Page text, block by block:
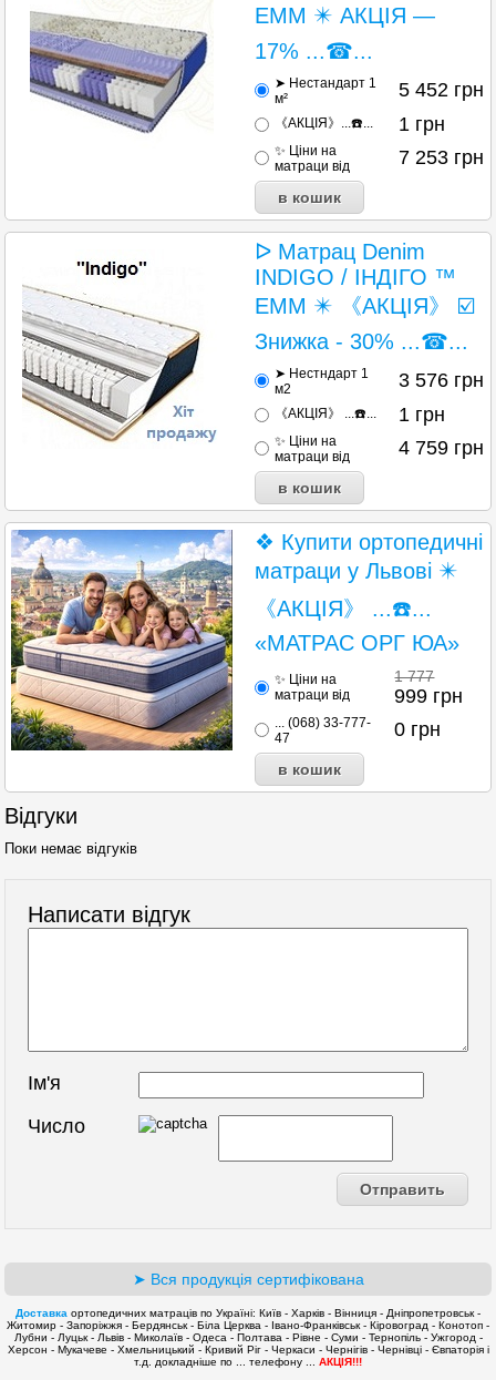
ЕММ ✴️ АКЦІЯ —
17% ...☎...
➤ Нестандарт 1
м²
5 452 грн
《АКЦІЯ》...☎️... 1 грн
✨ Ціни на
матраци від
7 253 грн
ᐅ Матрац Denim
INDIGO / ІНДІГО ™
ЕММ ✴️ 《АКЦІЯ》 ☑️
Знижка - 30% ...☎...
➤ Нестндарт 1
м2
3 576 грн
《АКЦІЯ》 ...☎️... 1 грн
✨ Ціни на
матраци від
4 759 грн
❖ Купити ортопедичні
матраци у Львові ✴️
《АКЦІЯ》 ...☎️...
«МАТРАС ОРГ ЮА»
✨ Ціни на
матраци від
1 777
999 грн
... (068) 33-777-
47
0 грн
Відгуки
Поки немає відгуків
Написати відгук
Ім'я
Число
➤ Вся продукція сертифікована
Доставка ортопедичних матраців по Україні: Київ - Харків - Вінниця - Дніпропетровськ -
Житомир - Запоріжжя - Бердянськ - Біла Церква - Івано-Франківськ - Кіровоград - Конотоп -
Лубни - Луцьк - Львів - Миколаїв - Одеса - Полтава - Рівне - Суми - Тернопіль - Ужгород -
Херсон - Мукачеве - Хмельницький - Кривий Ріг - Черкаси - Чернігів - Чернівці - Євпаторія і
т.д. докладніше по ... телефону ... АКЦІЯ!!!